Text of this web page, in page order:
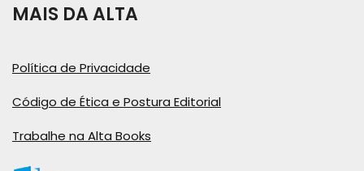
MAIS DA ALTA
Política de Privacidade
Código de Ética e Postura Editorial
Trabalhe na Alta Books